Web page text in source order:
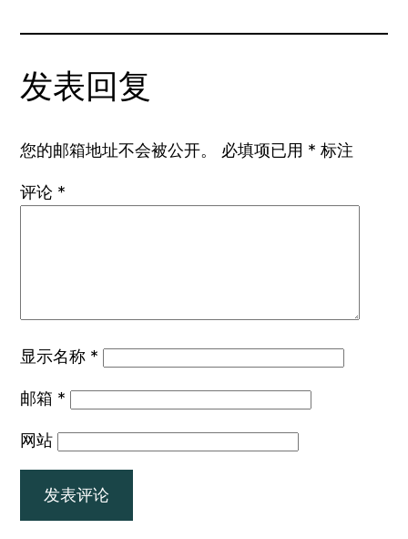
发表回复
您的邮箱地址不会被公开。 必填项已用 * 标注
评论 *
显示名称 *
邮箱 *
网站